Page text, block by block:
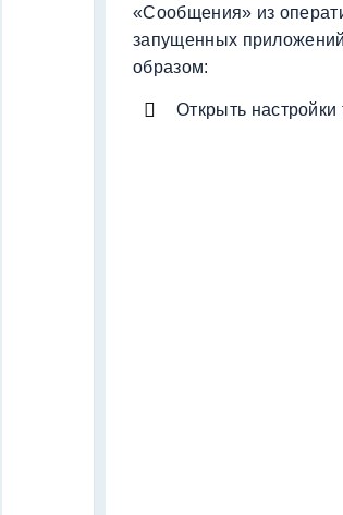
«Сообщения» из
запущенных
образом:
Открыть